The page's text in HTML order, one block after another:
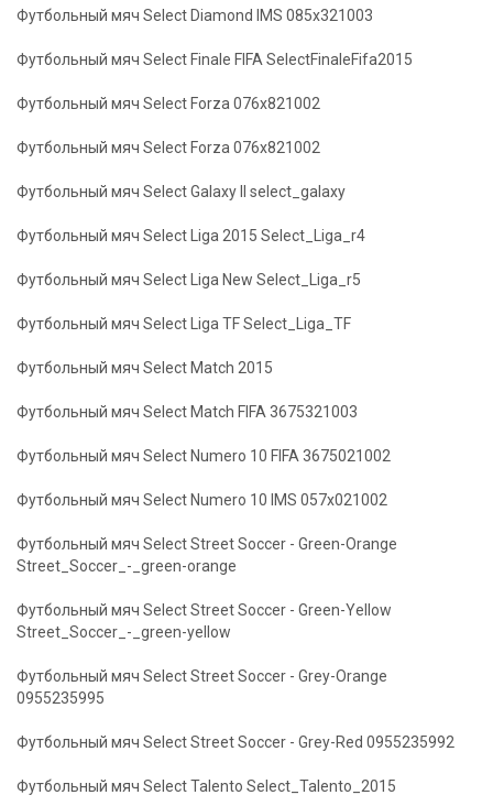
Футбольный мяч Select Diamond IMS 085x321003
Футбольный мяч Select Finale FIFA SelectFinaleFifa2015
Футбольный мяч Select Forza 076x821002
Футбольный мяч Select Forza 076x821002
Футбольный мяч Select Galaxy II select_galaxy
Футбольный мяч Select Liga 2015 Select_Liga_r4
Футбольный мяч Select Liga New Select_Liga_r5
Футбольный мяч Select Liga TF Select_Liga_TF
Футбольный мяч Select Match 2015
Футбольный мяч Select Match FIFA 3675321003
Футбольный мяч Select Numero 10 FIFA 3675021002
Футбольный мяч Select Numero 10 IMS 057x021002
Футбольный мяч Select Street Soccer - Green-Orange
Street_Soccer_-_green-orange
Футбольный мяч Select Street Soccer - Green-Yellow
Street_Soccer_-_green-yellow
Футбольный мяч Select Street Soccer - Grey-Orange
0955235995
Футбольный мяч Select Street Soccer - Grey-Red 0955235992
Футбольный мяч Select Talento Select_Talento_2015